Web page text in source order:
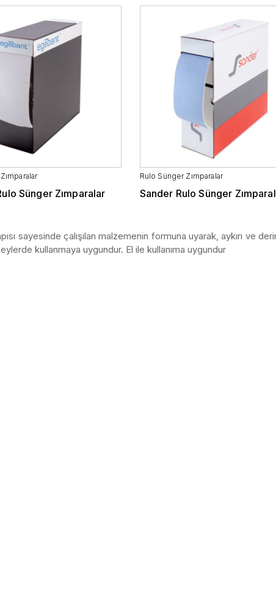
Sünger Zımparalar
Rulo Sünger Zımparalar
Sander Rulo Sünger
sayesinde çalışılan malzemenin formuna uyarak, aykırı ve
kullanmaya uygundur. El ile kullanıma uygundur